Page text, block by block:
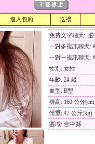
進入包廂 送禮
免費文字聊天:
一對多視訊聊天:
一對一視訊聊天:
性別: 女性
年齡: 24 歲
血型: B型
身高: 160 公分
體重: 47 公斤(kg)
區域: 台中縣